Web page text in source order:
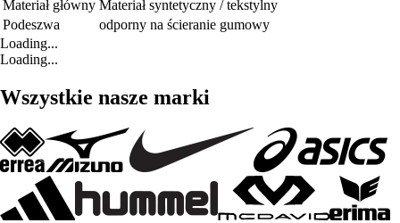
Materiał główny Materiał syntetyczny / tekstylny
Podeszwa
odporny na ścieranie gumowy
Loading...
Loading...
Wszystkie nasze marki